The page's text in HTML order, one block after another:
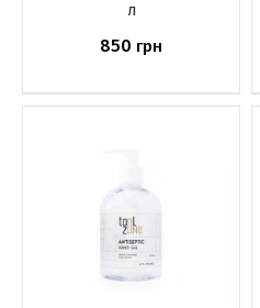
л
850 грн